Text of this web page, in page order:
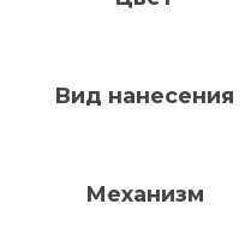
Вид нанесения
Механизм